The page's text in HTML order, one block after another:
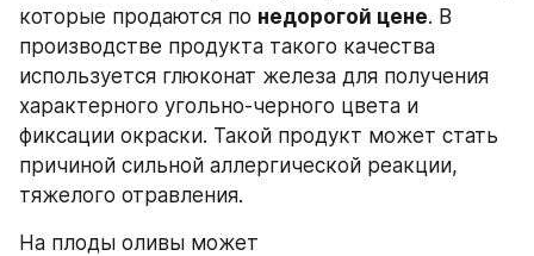
которые продаются по недорогой цене. В
производстве продукта такого качества
используется глюконат железа для получения
характерного угольно-черного цвета и
фиксации окраски. Такой продукт может стать
причиной сильной аллергической реакции,
тяжелого отравления.
На плоды оливы может